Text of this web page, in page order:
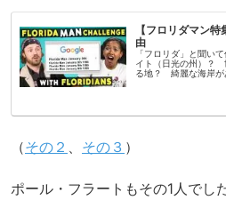
【フロリダマン
由
「フロリダ」と聞い
イト（日光の州）？
る地？ 綺麗な海岸が
（その２ その３ ）
ポール・フラートもその1人でし